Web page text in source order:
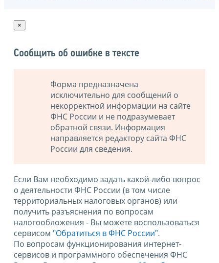
×
Сообщить об ошибке в тексте
Форма предназначена
исключительно для сообщений о
некорректной информации на сайте
ФНС России и не подразумевает
обратной связи. Информация
направляется редактору сайта ФНС
России для сведения.
Если Вам необходимо задать какой-либо вопрос
о деятельности ФНС России (в том числе
территориальных налоговых органов) или
получить разъяснения по вопросам
налогообложения - Вы можете воспользоваться
сервисом "Обратиться в ФНС России".
По вопросам функционирования интернет-
сервисов и программного обеспечения ФНС